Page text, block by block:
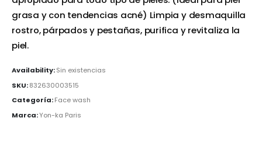
grasa y con tendencias acné) Limpia y desmaquilla
rostro, párpados y pestañas, purifica y revitaliza la
piel.
Availability:Sin existencias
SKU:832630003515
Categoría:Face wash
Marca:Yon-ka Paris